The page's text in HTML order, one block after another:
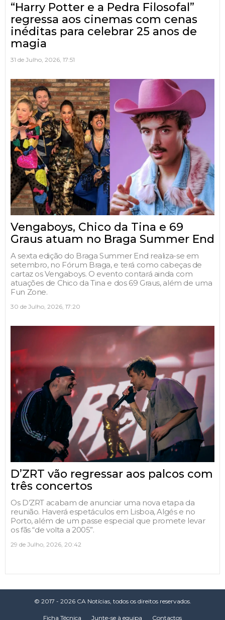
“Harry Potter e a Pedra Filosofal”
regressa aos cinemas com cenas
inéditas para celebrar 25 anos de
magia
31 de Julho, 2026, 17:51
Vengaboys, Chico da Tina e 69
Graus atuam no Braga Summer End
A sexta edição do Braga Summer End realiza-se em
setembro, no Fórum Braga, e terá como cabeças de
cartaz os Vengaboys. O evento contará ainda com
atuações de Chico da Tina e dos 69 Graus, além de uma
Fun Zone.
30 de Julho, 2026, 17:20
D’ZRT vão regressar aos palcos com
três concertos
Os D’ZRT acabam de anunciar uma nova etapa da
reunião. Haverá espetáculos em Lisboa, Algés e no
Porto, além de um passe especial que promete levar
os fãs “de volta a 2005”.
29 de Julho, 2026, 20:42
© 2017 - 2026 CA Notícias, todos os direitos reservados.
Ficha Técnica Junte-se à equipa Contactos